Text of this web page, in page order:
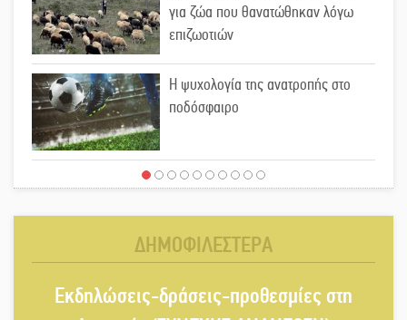
για ζώα που θανατώθηκαν λόγω
επιζωοτιών
Η ψυχολογία της ανατροπής στο
ποδόσφαιρο
Ένα «ταξίδι» τέχνης και χρωμάτων
τέχνη της πέτρας
ΔΗΜΟΦΙΛΕΣΤΕΡΑ
Εκδηλώσεις-δράσεις-προθεσμίες στη